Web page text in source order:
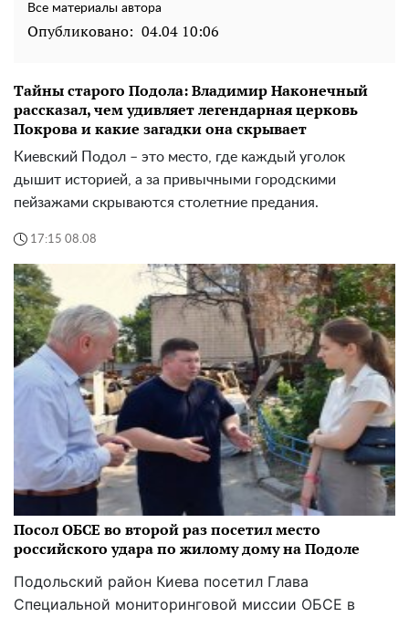
Все материалы автора
Опубликовано: 04.04 10:06
Тайны старого Подола: Владимир Наконечный
рассказал, чем удивляет легендарная церковь
Покрова и какие загадки она скрывает
Киевский Подол – это место, где каждый уголок
дышит историей, а за привычными городскими
пейзажами скрываются столетние предания.
17:15 08.08
Посол ОБСЕ во второй раз посетил место
российского удара по жилому дому на Подоле
Подольский район Киева посетил Глава
Специальной мониторинговой миссии ОБСЕ в